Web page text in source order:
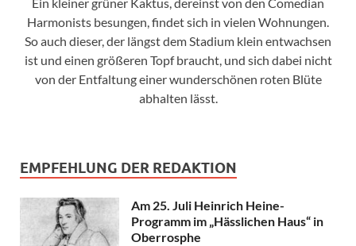
Harmonists besungen, findet sich in vielen Wohnungen.
So auch dieser, der längst dem Stadium klein entwachsen
ist und einen größeren Topf braucht, und sich dabei nicht
von der Entfaltung einer wunderschönen roten Blüte
abhalten lässt.
EMPFEHLUNG DER REDAKTION
Am 25. Juli Heinrich Heine-
Programm im „Hässlichen Haus“ in
Oberrosphe